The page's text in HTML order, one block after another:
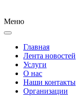
Меню
Главная
Лента новостей
Услуги
О нас
Наши контакты
Организации